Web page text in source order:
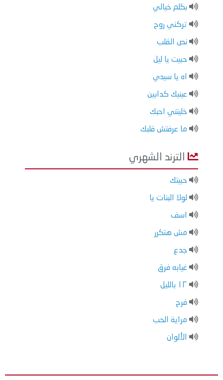
بكلم خيالي
تركني روح
نص القلب
حبيت يا ليل
اه يا سيدي
عينيك كدابين
خليتني احبك
ما عرفتش قلبك
الترند الشهري
حبيتك
لولا البنات يا
اسف
مش هتكرر
جدع
غيابه فرق
١٢ بالليل
فرح
مراية الحب
الألوان